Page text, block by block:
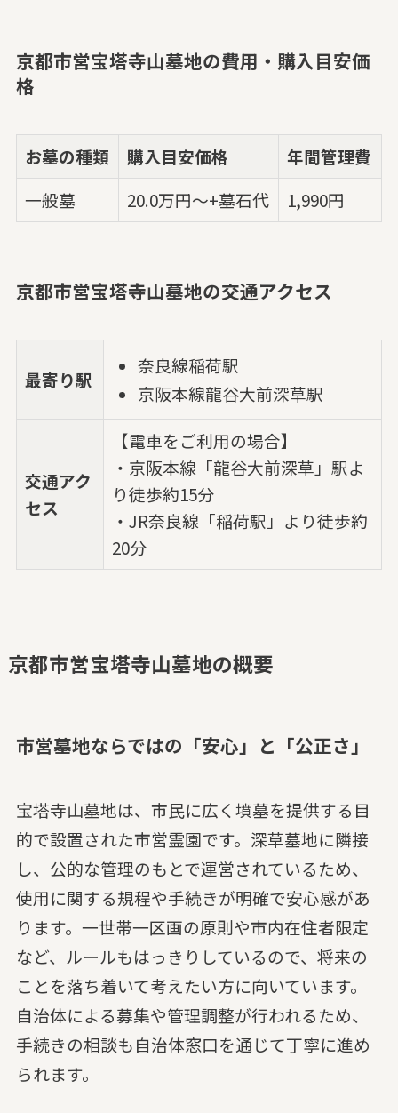
京都市営宝塔寺山墓地の費用・購入目安価
格
お墓の種類 購入目安価格
年間管理費
一般墓
20.0万円～+墓石代 1,990円
京都市営宝塔寺山墓地の交通アクセス
最寄り駅
奈良線稲荷駅
京阪本線龍谷大前深草駅
交通アク
セス
【電車をご利用の場合】
・京阪本線「龍谷大前深草」駅よ
り徒歩約15分
・JR奈良線「稲荷駅」より徒歩約
20分
京都市営宝塔寺山墓地の概要
市営墓地ならではの「安心」と「公正さ」
宝塔寺山墓地は、市民に広く墳墓を提供する目
的で設置された市営霊園です。深草墓地に隣接
し、公的な管理のもとで運営されているため、
使用に関する規程や手続きが明確で安心感があ
ります。一世帯一区画の原則や市内在住者限定
など、ルールもはっきりしているので、将来の
ことを落ち着いて考えたい方に向いています。
自治体による募集や管理調整が行われるため、
手続きの相談も自治体窓口を通じて丁寧に進め
られます。